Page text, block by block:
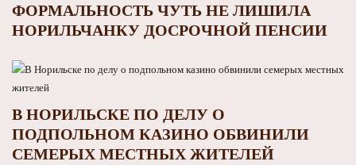
ФОРМАЛЬНОСТЬ ЧУТЬ НЕ ЛИШИЛА
НОРИЛЬЧАНКУ ДОСРОЧНОЙ ПЕНСИИ
В НОРИЛЬСКЕ ПО ДЕЛУ О
ПОДПОЛЬНОМ КАЗИНО ОБВИНИЛИ
СЕМЕРЫХ МЕСТНЫХ ЖИТЕЛЕЙ